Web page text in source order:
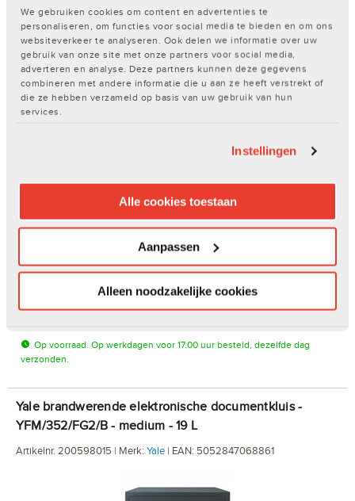
We gebruiken cookies om content en advertenties te
personaliseren, om functies voor social media te bieden en om ons
websiteverkeer te analyseren. Ook delen we informatie over uw
gebruik van onze site met onze partners voor social media,
adverteren en analyse. Deze partners kunnen deze gegevens
combineren met andere informatie die u aan ze heeft verstrekt of
die ze hebben verzameld op basis van uw gebruik van hun
services.
Instellingen
Alle cookies toestaan
Aanpassen
Alleen noodzakelijke cookies
€ 24,00 - € 29,00
Verkrijgbaar in 2 varianten
Yale Maximum Security elektronische inbraakwerende
| EAN: 5052847107690
€ 214,78
In winkelwagen
Op voorraad. Op werkdagen voor 17.00 uur besteld, dezelfde dag
verzonden.
Yale brandwerende elektronische documentkluis -
YFM/352/FG2/B - medium - 19 L
Artikelnr. 200598015 | Merk: Yale | EAN: 5052847068861